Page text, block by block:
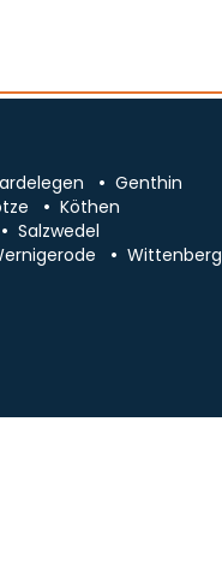
Genthin
Köthen
Salzwedel
Wittenberg